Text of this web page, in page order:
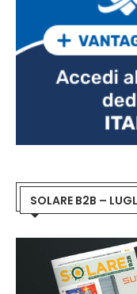
SOLARE B2B –